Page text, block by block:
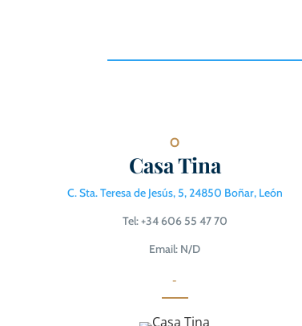
O
Casa Tina
C. Sta. Teresa de Jesús, 5, 24850 Boñar, León
Tel: +34 606 55 47 70
Email: N/D
-